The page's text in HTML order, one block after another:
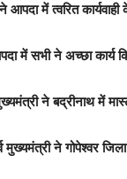
आपदा में त्वरित
में सभी ने अच्छा कार्य
ने बद्रीनाथ में
मुख्यमंत्री ने गोपेश्वर